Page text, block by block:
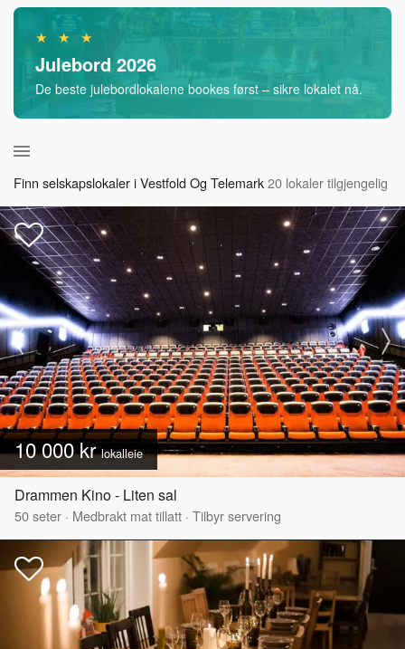
★ ★ ★
Julebord 2026
De beste julebordlokalene bookes først – sikre lokalet nå.
Finn selskapslokaler i Vestfold Og Telemark20 lokaler tilgjengelig
10 000 krlokalleie
Drammen Kino - Liten sal
50seter · Medbrakt mat tillatt · Tilbyr servering